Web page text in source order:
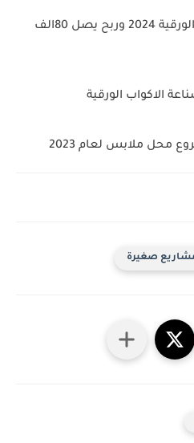
مشروع صناعة الاطباق الورقية 2024 وربح يصل 80الف
الاكواب الورقية
محل ملابس لعام 2023
صغيرة